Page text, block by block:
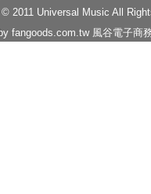
2011 Universal Music All
fangoods.com.tw 風谷電子商